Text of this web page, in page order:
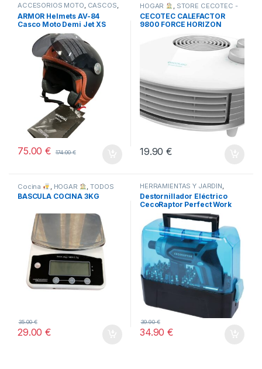
ACCESORIOS MOTO, CASCOS,
COCHE Y MOTO , TODOS
ARMOR Helmets AV-84
Casco Moto Demi Jet XS
75.00€ 174.00€
HOGAR , STORE CECOTEC -
DISTRIBUIDOR OFICIAL
,
TODOS
CECOTEC CALEFACTOR
9800 FORCE HORIZON
19.90€
Cocina HOGAR ,TODOS
BASCULA COCINA 3KG
29.00€
35.00€
HERRAMIENTAS Y JARDÍN
TODOS
Destornillador Eléctrico
CecoRaptor Perfect Work
360 Advance.
34.90€
39.90€